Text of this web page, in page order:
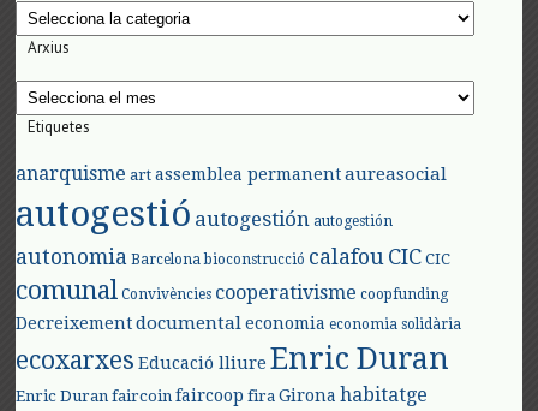
Categories
Arxius
Arxius
Etiquetes
anarquisme art assemblea permanent aureasocial
autogestió autogestión autogestión
autonomia Barcelona bioconstrucció calafouCIC CIC
comunal Convivències cooperativisme coopfunding
Decreixement documental economia economia solidària
ecoxarxes Educació lliure Enric Duran
Enric Duran faircoin faircoop fira Girona habitatge